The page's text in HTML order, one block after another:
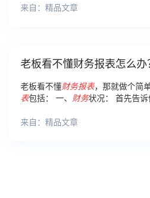
来自：精品文章
老板看不懂财务报表怎么
老板看不懂财务报表，那就做个简
表包括： 一、 财务状况： 首先告
定资产等），表明他的资产由什么组
来自：精品文章